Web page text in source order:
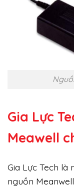
Gia Lực
Meawell
Gia Lực Tech
nguồn